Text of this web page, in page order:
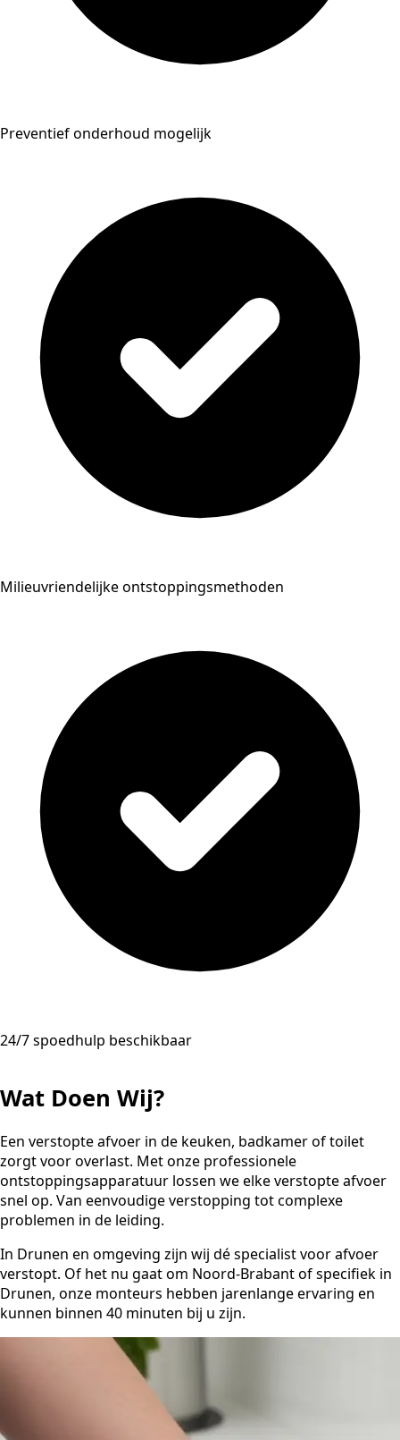
Preventief onderhoud mogelijk
Milieuvriendelijke ontstoppingsmethoden
24/7 spoedhulp beschikbaar
Wat Doen Wij?
Een verstopte afvoer in de keuken, badkamer of toilet
zorgt voor overlast. Met onze professionele
ontstoppingsapparatuur lossen we elke verstopte afvoer
snel op. Van eenvoudige verstopping tot complexe
problemen in de leiding.
In Drunen en omgeving zijn wij dé specialist voor afvoer
verstopt. Of het nu gaat om Noord-Brabant of specifiek in
Drunen, onze monteurs hebben jarenlange ervaring en
kunnen binnen 40 minuten bij u zijn.